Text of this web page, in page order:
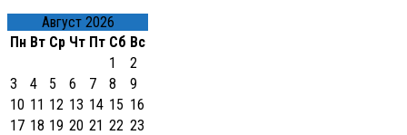
Август 2026
Пн Вт Ср Чт Пт Сб Вс
1
2
3
4 5 6 7 8
9
10 11 12 13 14 15 16
17 18 19 20 21 22 23